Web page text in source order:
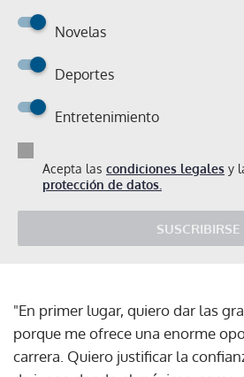
Novelas
Deportes
Entretenimiento
Acepta las condiciones legales y
protección de datos.
SUSCRIBIRSE
"En primer lugar, quiero dar las
porque me ofrece una enorme
carrera. Quiero justificar la